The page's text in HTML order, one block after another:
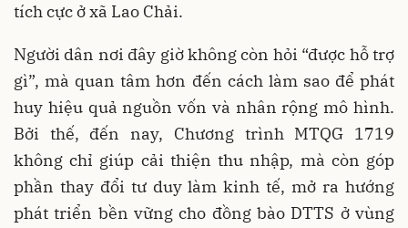
tích cực ở xã Lao Chải.
Người dân nơi đây giờ không còn hỏi “được hỗ trợ
gì”, mà quan tâm hơn đến cách làm sao để phát
huy hiệu quả nguồn vốn và nhân rộng mô hình.
Bởi thế, đến nay, Chương trình MTQG 1719
không chỉ giúp cải thiện thu nhập, mà còn góp
phần thay đổi tư duy làm kinh tế, mở ra hướng
phát triển bền vững cho đồng bào DTTS ở vùng